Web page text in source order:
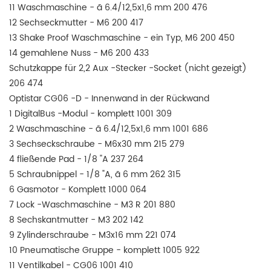
11 Waschmaschine - ã 6.4/12,5x1,6 mm 200 476
12 Sechseckmutter - M6 200 417
13 Shake Proof Waschmaschine - ein Typ, M6 200 450
14 gemahlene Nuss - M6 200 433
Schutzkappe für 2,2 Aux -Stecker -Socket (nicht gezeigt)
206 474
Optistar CG06 -D - Innenwand in der Rückwand
1 DigitalBus -Modul - komplett 1001 309
2 Waschmaschine - ã 6.4/12,5x1,6 mm 1001 686
3 Sechseckschraube - M6x30 mm 215 279
4 fließende Pad - 1/8 "A 237 264
5 Schraubnippel - 1/8 "A, ã 6 mm 262 315
6 Gasmotor - Komplett 1000 064
7 Lock -Waschmaschine - M3 R 201 880
8 Sechskantmutter - M3 202 142
9 Zylinderschraube - M3x16 mm 221 074
10 Pneumatische Gruppe - komplett 1005 922
11 Ventilkabel - CG06 1001 410